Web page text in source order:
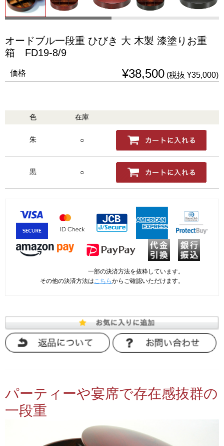
オードブル一段重 ひびき 大 木製 漆塗りお重
箱 FD19-8/9
価格 ¥38,500 (税抜 ¥35,000)
色 在庫
朱 ○
黒 ○
一部の決済方法を抜粋しています。
その他の決済方法はこちらからご確認いただけます。
パーティーや宴席で存在感抜群の
一段重